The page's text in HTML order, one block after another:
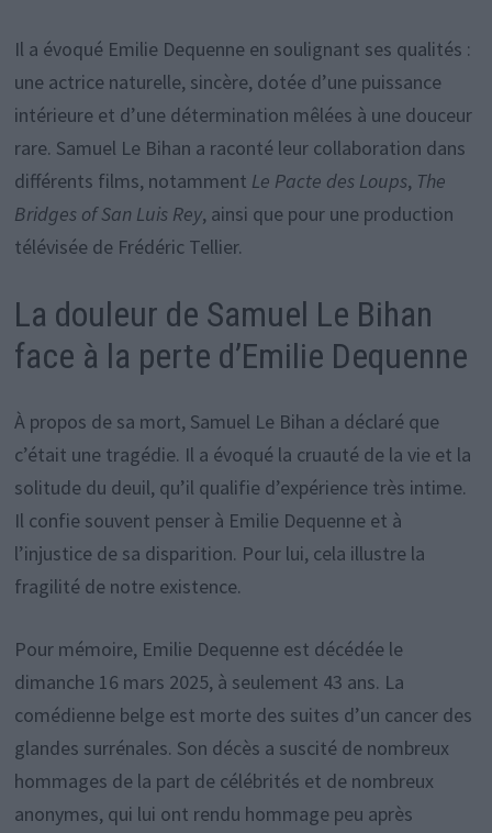
Il a évoqué Emilie Dequenne en soulignant ses qualités :
une actrice naturelle, sincère, dotée d’une puissance
intérieure et d’une détermination mêlées à une douceur
rare. Samuel Le Bihan a raconté leur collaboration dans
différents films, notamment Le Pacte des Loups, The
Bridges of San Luis Rey, ainsi que pour une production
télévisée de Frédéric Tellier.
La douleur de Samuel Le Bihan
face à la perte d’Emilie Dequenne
À propos de sa mort, Samuel Le Bihan a déclaré que
c’était une tragédie. Il a évoqué la cruauté de la vie et la
solitude du deuil, qu’il qualifie d’expérience très intime.
Il confie souvent penser à Emilie Dequenne et à
l’injustice de sa disparition. Pour lui, cela illustre la
fragilité de notre existence.
Pour mémoire, Emilie Dequenne est décédée le
dimanche 16 mars 2025, à seulement 43 ans. La
comédienne belge est morte des suites d’un cancer des
glandes surrénales. Son décès a suscité de nombreux
hommages de la part de célébrités et de nombreux
anonymes, qui lui ont rendu hommage peu après